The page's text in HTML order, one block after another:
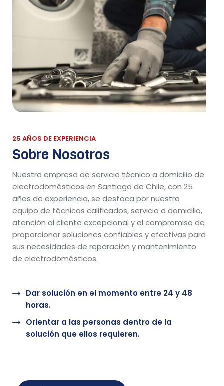
25 AÑOS DE EXPERIENCIA
Sobre Nosotros
Nuestra empresa de servicio técnico a domicilio de
electrodomésticos en Santiago de Chile, con 25
años de experiencia, se destaca por nuestro
equipo de técnicos calificados, servicio a domicilio,
atención al cliente excepcional y el compromiso de
proporcionar soluciones confiables y efectivas para
sus necesidades de reparación y mantenimiento
de electrodomésticos.
Dar solución en el momento entre 24 y 48
horas.
Orientar a las personas dentro de la
solución que ellos requieren.